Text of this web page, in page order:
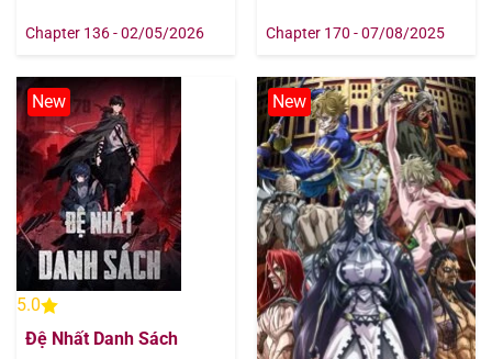
Chapter 6 11/08/2025
Chapter 5 11/08/2025
Chapter 4 11/08/2025
Chapter 3 11/08/2025
Chapter 2 11/08/2025
11/08/2025
Chapter 136 - 02/05/2026 Chapter 170 - 07/08/2025
New
5.0
Đệ Nhất Danh Sách
New